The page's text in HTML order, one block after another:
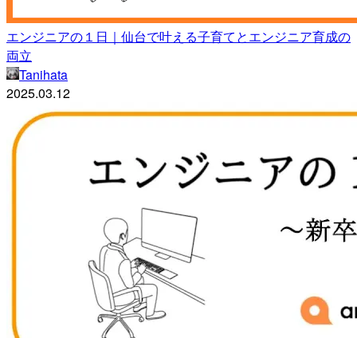
エンジニアの１日｜仙台で叶える子育てとエンジニア育成の
両立
Tanihata
2025.03.12